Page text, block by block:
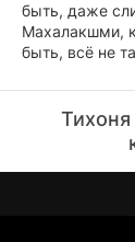
быть, даже
Махалакшми,
быть, всё не